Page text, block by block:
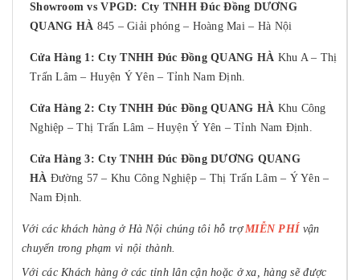
Showroom vs VPGD: Cty TNHH Đúc Đồng DƯƠNG
QUANG HÀ 845 – Giải phóng – Hoàng Mai – Hà Nội
Cửa Hàng 1: Cty TNHH Đúc Đồng QUANG HÀ Khu A – Thị
Trấn Lâm – Huyện Ý Yên – Tỉnh Nam Định.
Cửa Hàng 2: Cty TNHH Đúc Đồng QUANG HÀ Khu Công
Nghiệp – Thị Trấn Lâm – Huyện Ý Yên – Tỉnh Nam Định.
Cửa Hàng 3: Cty TNHH Đúc Đồng DƯƠNG QUANG
HÀ Đường 57 – Khu Công Nghiệp – Thị Trấn Lâm – Ý Yên –
Nam Định.
Với các khách hàng ở Hà Nội chúng tôi hỗ trợ MIỄN PHÍ vận
chuyển trong phạm vi nội thành.
Với các Khách hàng ở các tỉnh lân cận hoặc ở xa, hàng sẽ được